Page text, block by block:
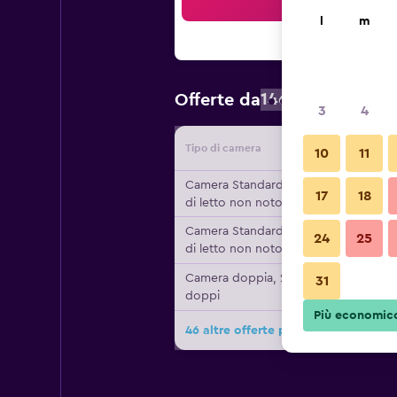
Offerte da146 €
Tipo di camera Fornitore
Camera Standard, Tipo
di letto non noto
Camera Standard, Tipo
di letto non noto
Camera doppia, 2 letti
doppi
46 altre offerte per Hyatt Regency
m
3 4
10 11
17 18
24 25
31
Più